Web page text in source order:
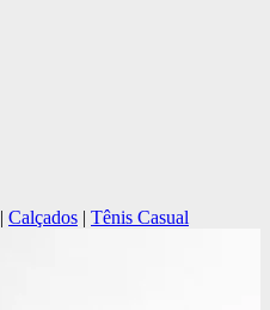
| Calçados | Tênis Casual